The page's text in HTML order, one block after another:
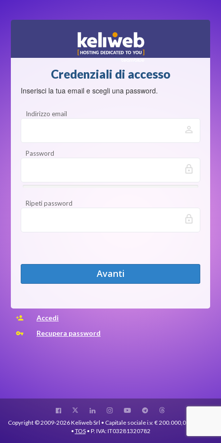
Credenziali di accesso
Inserisci la tua email e scegli una password.
Indirizzo email
person_outline
Password
lock_outline
Password
Rating:
Ripeti password
lock_outline
Avanti
person_add Accedi
vpn_key Recupera password
Copyright © 2009-2026 Keliweb Srl • Capitale sociale i.v. € 200.000,00 •
• TOS• P. IVA: IT03281320782